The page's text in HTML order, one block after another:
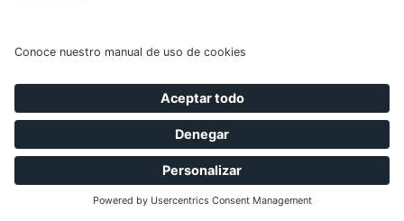
siendo objeto de discusión por parte de los
se muestra enseguida, el lector podrá determinar
cuáles de las palabras de las tres oraciones previas son
Adverbios de lugar
Aquí, allí, allá, encima, detrás,